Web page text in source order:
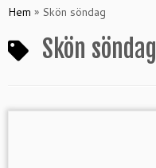
tillHem » Skön söndag
Skön söndag